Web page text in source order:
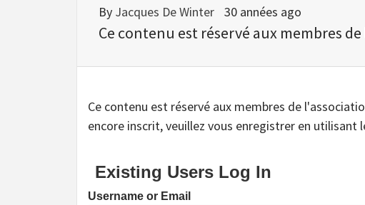
By Jacques De Winter 30 années ago
Ce contenu est réservé aux membres
Ce contenu est réservé aux membres de
encore inscrit, veuillez vous enregistrer en utilisant
Existing Users Log In
Username or Email